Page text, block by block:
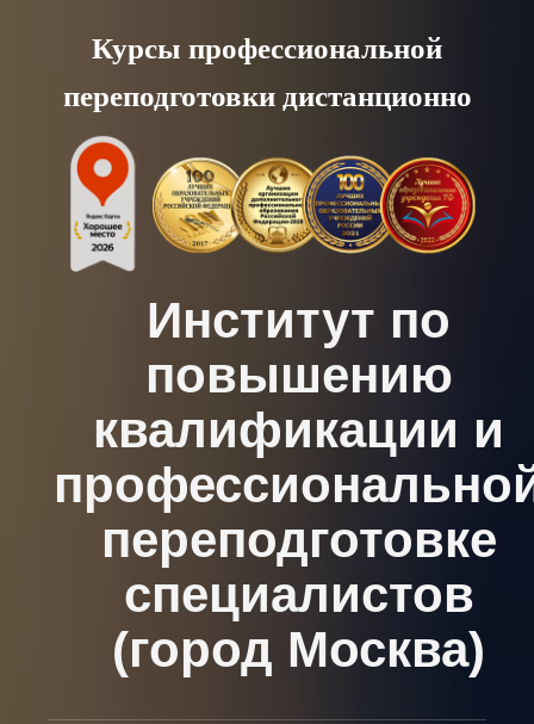
content
Курсы профессиональной
переподготовки дистанционно
Институт по
повышению
квалификации и
переподготовке
специалистов
(город Москва)